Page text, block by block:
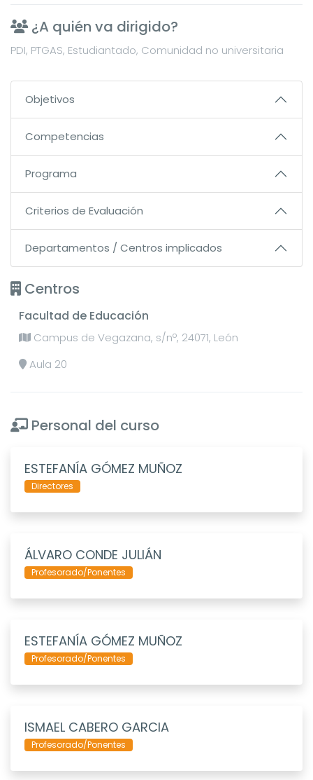
¿A quién va dirigido?
PDI, PTGAS, Estudiantado, Comunidad no universitaria
Objetivos
Competencias
Programa
Criterios de Evaluación
Departamentos / Centros implicados
Centros
Facultad de Educación
Campus de Vegazana, s/nº, 24071, León
Aula 20
Personal del curso
ESTEFANÍA GÓMEZ MUÑOZ
Directores
ÁLVARO CONDE JULIÁN
Profesorado/Ponentes
ESTEFANÍA GÓMEZ MUÑOZ
Profesorado/Ponentes
ISMAEL CABERO GARCIA
Profesorado/Ponentes